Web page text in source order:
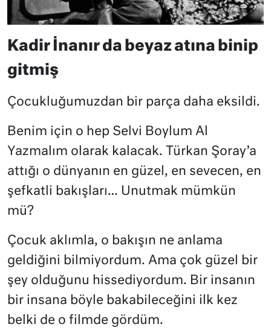
Kadir İnanır da beyaz atına binip
gitmiş
Çocukluğumuzdan bir parça daha eksildi.
Benim için o hep Selvi Boylum Al
Yazmalım olarak kalacak. Türkan Şoray’a
attığı o dünyanın en güzel, en sevecen, en
şefkatli bakışları… Unutmak mümkün
mü?
Çocuk aklımla, o bakışın ne anlama
geldiğini bilmiyordum. Ama çok güzel bir
şey olduğunu hissediyordum. Bir insanın
bir insana böyle bakabileceğini ilk kez
belki de o filmde gördüm.